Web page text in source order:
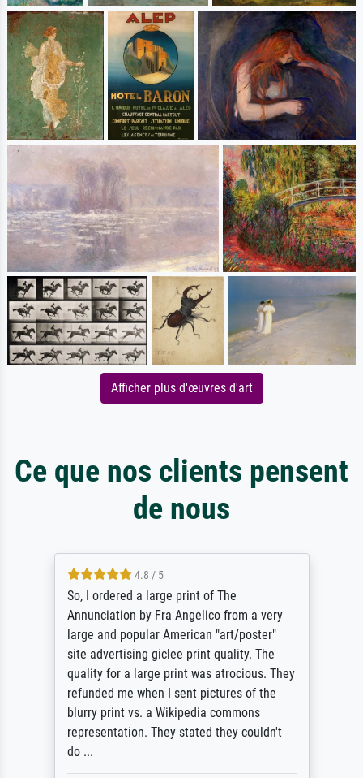
Afficher plus d'œuvres d'art
Ce que nos clients pensent
de nous
4.8 / 5
So, I ordered a large print of The
Annunciation by Fra Angelico from a very
large and popular American "art/poster"
site advertising giclee print quality. The
quality for a large print was atrocious. They
refunded me when I sent pictures of the
blurry print vs. a Wikipedia commons
representation. They stated they couldn't
do ...